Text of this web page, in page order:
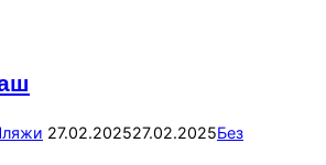
Опубликовано
27.02.202527.02.2025Без